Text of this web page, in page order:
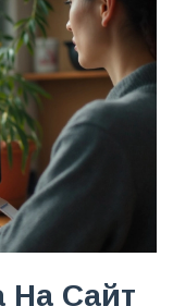
На Сайт